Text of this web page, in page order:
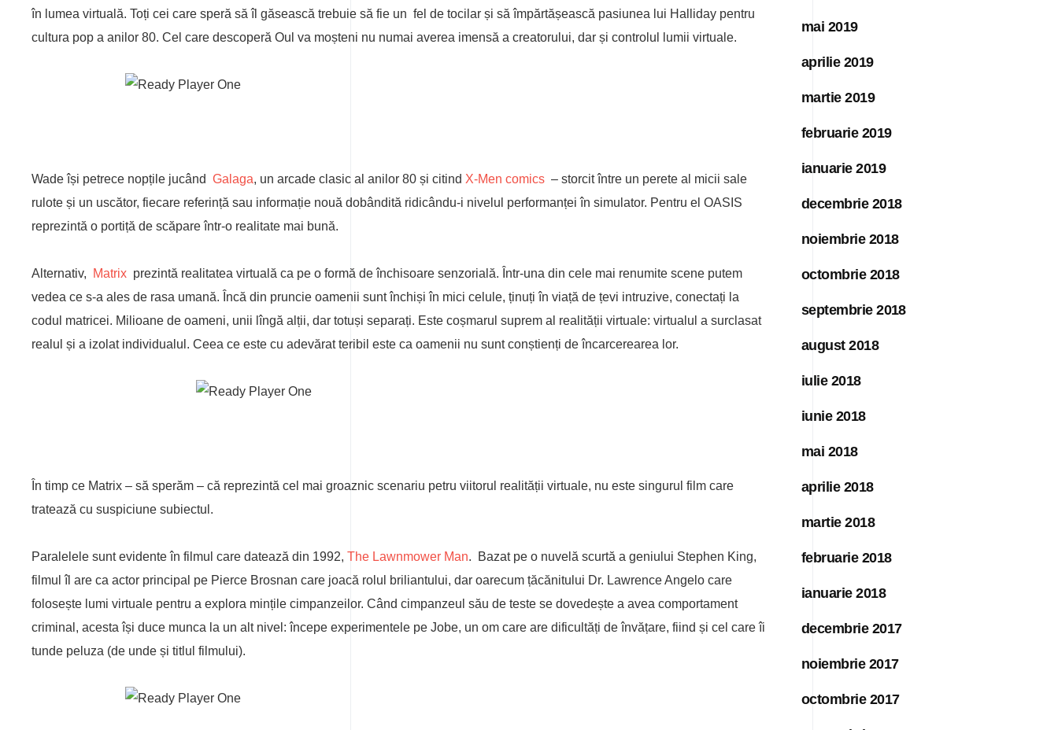
în lumea virtuală. Toți cei care speră să îl găsească trebuie să fie un fel de tocilar și să împărtășească pasiunea lui Halliday pentru
cultura pop a anilor 80. Cel care descoperă Oul va moșteni nu numai averea imensă a creatorului, dar și controlul lumii virtuale.
Wade își petrece nopțile jucând Galaga, un arcade clasic al anilor 80 și citind X-Men comics – storcit între un perete al micii sale
rulote și un uscător, fiecare referință sau informație nouă dobândită ridicându-i nivelul performanței în simulator. Pentru el OASIS
reprezintă o portiță de scăpare într-o realitate mai bună.
Alternativ, Matrix prezintă realitatea virtuală ca pe o formă de închisoare senzorială. Într-una din cele mai renumite scene putem
vedea ce s-a ales de rasa umană. Încă din pruncie oamenii sunt închiși în mici celule, ținuți în viață de țevi intruzive, conectați la
codul matricei. Milioane de oameni, unii lîngă alții, dar totuși separați. Este coșmarul suprem al realității virtuale: virtualul a surclasat
realul și a izolat individualul. Ceea ce este cu adevărat teribil este ca oamenii nu sunt conștienți de încarcerearea lor.
În timp ce Matrix – să sperăm – că reprezintă cel mai groaznic scenariu petru viitorul realității virtuale, nu este singurul film care
tratează cu suspiciune subiectul.
Paralelele sunt evidente în filmul care datează din 1992, The Lawnmower Man. Bazat pe o nuvelă scurtă a geniului Stephen King,
filmul îl are ca actor principal pe Pierce Brosnan care joacă rolul briliantului, dar oarecum țăcănitului Dr. Lawrence Angelo care
folosește lumi virtuale pentru a explora mințile cimpanzeilor. Când cimpanzeul său de teste se dovedește a avea comportament
criminal, acesta își duce munca la un alt nivel: începe experimentele pe Jobe, un om care are dificultăți de învățare, fiind și cel care îi
tunde peluza (de unde și titlul filmului).
mai 2019
aprilie 2019
martie 2019
februarie 2019
ianuarie 2019
decembrie 2018
noiembrie 2018
octombrie 2018
septembrie 2018
august 2018
iulie 2018
iunie 2018
mai 2018
aprilie 2018
martie 2018
februarie 2018
ianuarie 2018
decembrie 2017
noiembrie 2017
octombrie 2017